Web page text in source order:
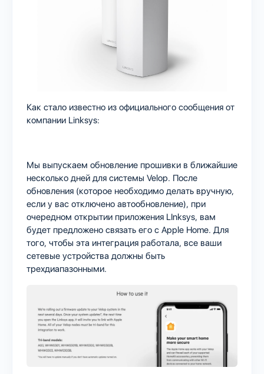
Как стало известно из официального сообщения от
компании Linksys:
Мы выпускаем обновление прошивки в ближайшие
несколько дней для системы Velop. После
обновления (которое необходимо делать вручную,
если у вас отключено автообновление), при
очередном открытии приложения LInksys, вам
будет предложено связать его с Apple Home. Для
того, чтобы эта интеграция работала, все ваши
сетевые устройства должны быть
трехдиапазонными.